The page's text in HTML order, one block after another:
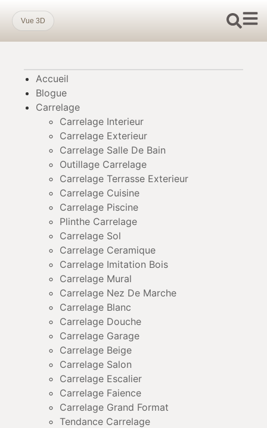
Vue 3D
Accueil
Blogue
Carrelage
Carrelage Interieur
Carrelage Exterieur
Carrelage Salle De Bain
Outillage Carrelage
Carrelage Terrasse Exterieur
Carrelage Cuisine
Carrelage Piscine
Plinthe Carrelage
Carrelage Sol
Carrelage Ceramique
Carrelage Imitation Bois
Carrelage Mural
Carrelage Nez De Marche
Carrelage Blanc
Carrelage Douche
Carrelage Garage
Carrelage Beige
Carrelage Salon
Carrelage Escalier
Carrelage Faience
Carrelage Grand Format
Tendance Carrelage